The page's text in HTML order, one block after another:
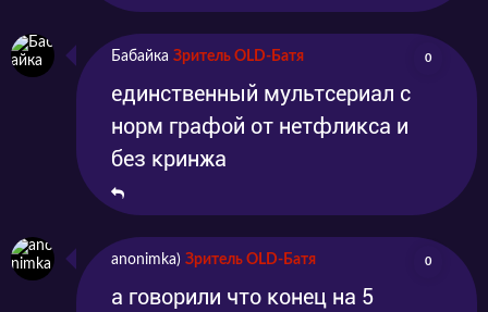
Бабайка Зритель OLD-Батя 0
единственный мультсериал с
норм графой от нетфликса и
без кринжа
anonimka) Зритель OLD-Батя 0
а говорили что конец на 5